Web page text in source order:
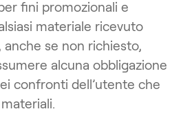
fini promozionali e
materiale ricevuto
anche se non richiesto,
alcuna obbligazione
confronti dell’utente che